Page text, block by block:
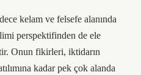
kelam ve felsefe alanında
perspektifinden de ele
Onun fikirleri, iktidarın
kadar pek çok alanda